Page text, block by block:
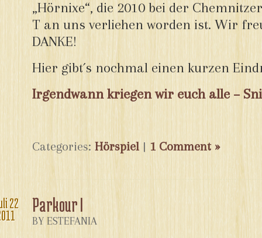
„Hörnixe“, die 2010 bei der
T an uns verliehen worden ist. Wir
DANKE!
Hier gibt´s nochmal einen kurzen
Irgendwann kriegen wir euch alle –
Categories: Hörspiel | 1 Comment »
22
Parkour I
BY ESTEFANIA